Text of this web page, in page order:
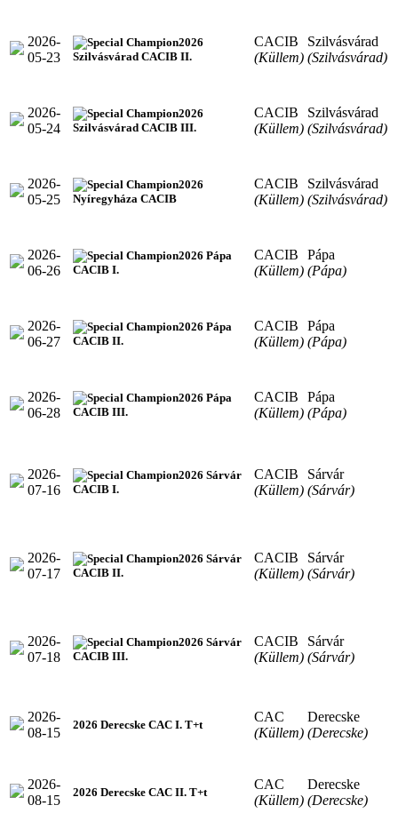
2026-
05-23
2026
Szilvásvárad CACIB II.
CACIB
(Küllem)
Szilvásvárad
(Szilvásvárad)
2026-
05-24
2026
Szilvásvárad CACIB III.
CACIB
(Küllem)
Szilvásvárad
(Szilvásvárad)
2026-
05-25
2026
Nyíregyháza CACIB
CACIB
(Küllem)
Szilvásvárad
(Szilvásvárad)
2026-
06-26
2026 Pápa
CACIB I.
CACIB
(Küllem)
Pápa
(Pápa)
2026-
06-27
2026 Pápa
CACIB II.
CACIB
(Küllem)
Pápa
(Pápa)
2026-
06-28
2026 Pápa
CACIB III.
CACIB
(Küllem)
Pápa
(Pápa)
2026-
07-16
2026 Sárvár
CACIB I.
CACIB
(Küllem)
Sárvár
(Sárvár)
2026-
07-17
2026 Sárvár
CACIB II.
CACIB
(Küllem)
Sárvár
(Sárvár)
2026-
07-18
2026 Sárvár
CACIB III.
CACIB
(Küllem)
Sárvár
(Sárvár)
2026-
08-15
2026 Derecske CAC I. T+t
CAC
(Küllem)
Derecske
(Derecske)
2026-
08-15
2026 Derecske CAC II. T+t
CAC
(Küllem)
Derecske
(Derecske)